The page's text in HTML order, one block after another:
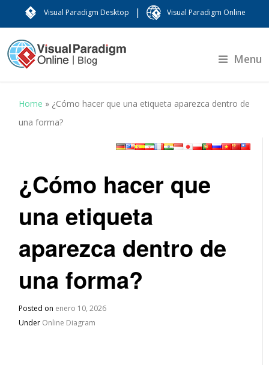
Visual Paradigm Desktop | Visual Paradigm Online
Menu
Home » ¿Cómo hacer que una etiqueta aparezca dentro de
una forma?
¿Cómo hacer que
una etiqueta
aparezca dentro de
una forma?
Posted on enero 10, 2026
Under Online Diagram